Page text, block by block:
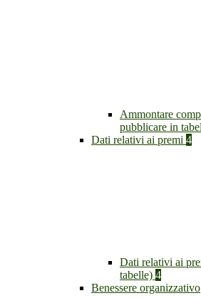
Ammontare
pubblicare in
Dati relativi ai premi 4
Dati relativi ai
tabelle) 4
Benessere organizzativo